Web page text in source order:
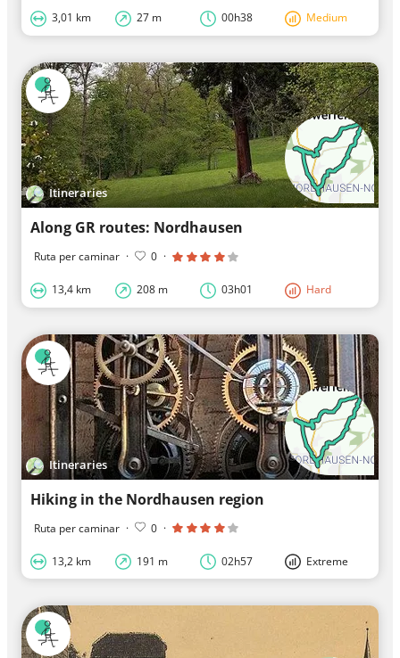
3,01 km 27 m 00h38 Medium
Itineraries
Along GR routes: Nordhausen
Ruta per caminar · 0 ·
13,4 km 208 m 03h01 Hard
Itineraries
Hiking in the Nordhausen region
Ruta per caminar · 0 ·
13,2 km 191 m 02h57 Extreme